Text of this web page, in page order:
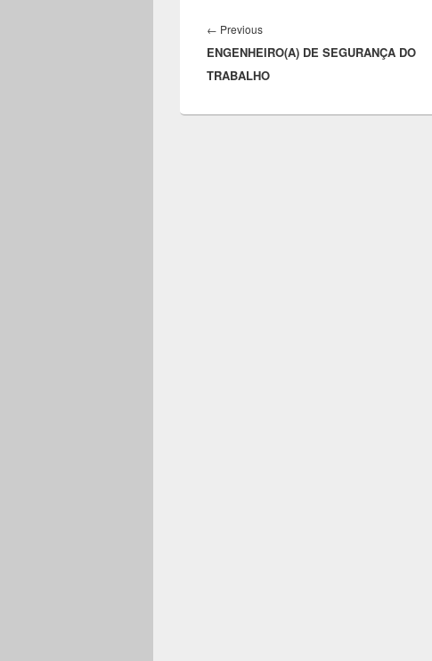
de
Post
← PreviousPrevious
post:
ENGENHEIRO(A) DE SEGURANÇA DO
TRABALHO